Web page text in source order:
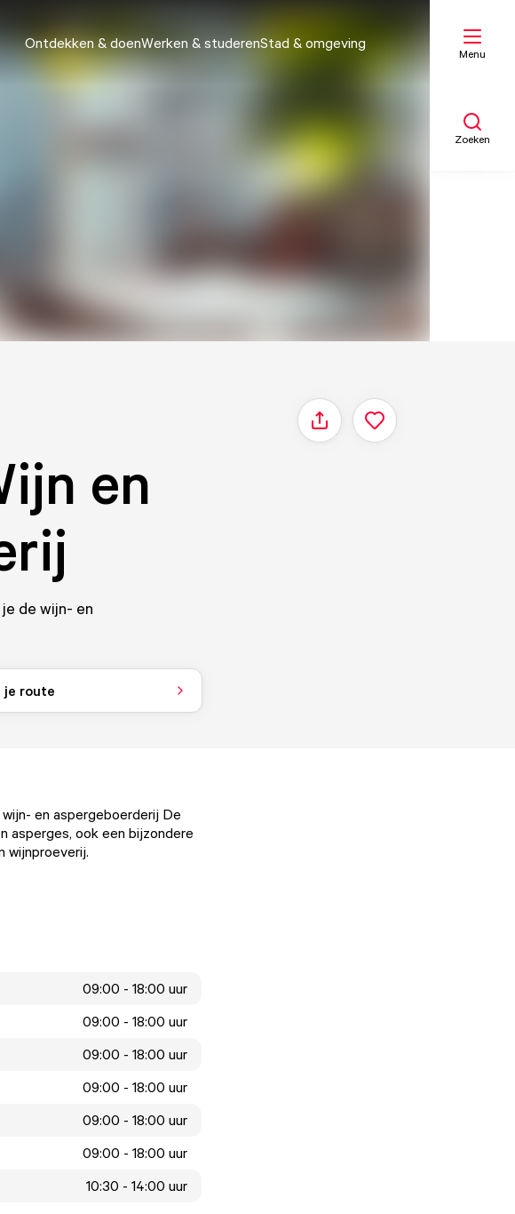
Ontdekken & doenWerken & studerenStad & omgeving
Menu
Zoeken
Delen
en
de wijn- en
je route
en aspergeboerderij De
asperges, ook een bijzondere
wijnproeverij.
09:00 - 18:00 uur
09:00 - 18:00 uur
09:00 - 18:00 uur
09:00 - 18:00 uur
09:00 - 18:00 uur
09:00 - 18:00 uur
10:30 - 14:00 uur